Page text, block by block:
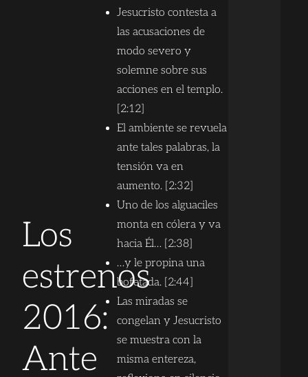
Los
estrenos
2016:
Ante
Jesucristo contesta a
las acusaciones de
modo severo y
solemne sobre sus
acciones en el templo.
[2:12]
El ambiente se revuela
ante tales palabras, la
tensión va en
aumento. [2:32]
Uno de los alguaciles
monta en cólera y va
hacia Él… [2:38]
…y le propina una
bofetada. [2:44]
Las miradas se
congelan y Jesucristo
se muestra con la
misma entereza,